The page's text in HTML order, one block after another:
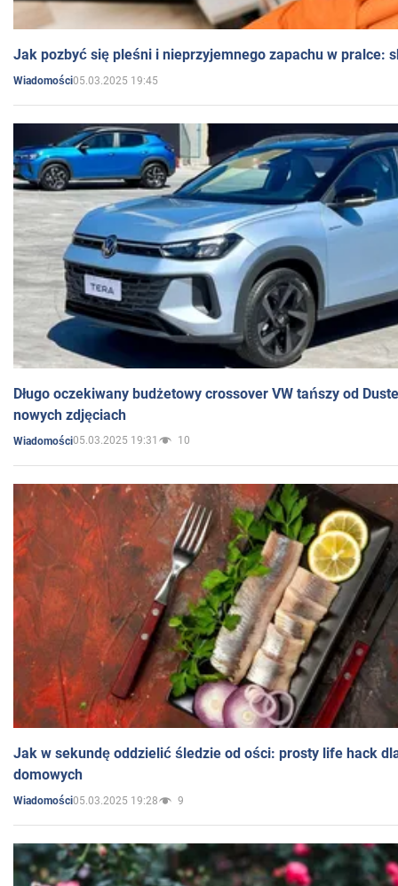
Jak pozbyć się pleśni i nieprzyjemnego zapachu w pralce:
Wiadomości05.03.2025 19:45
Długo oczekiwany budżetowy crossover VW tańszy od
nowych zdjęciach
Wiadomości05.03.2025 19:31 10
Jak w sekundę oddzielić śledzie od ości: prosty life hack
domowych
Wiadomości05.03.2025 19:28 9